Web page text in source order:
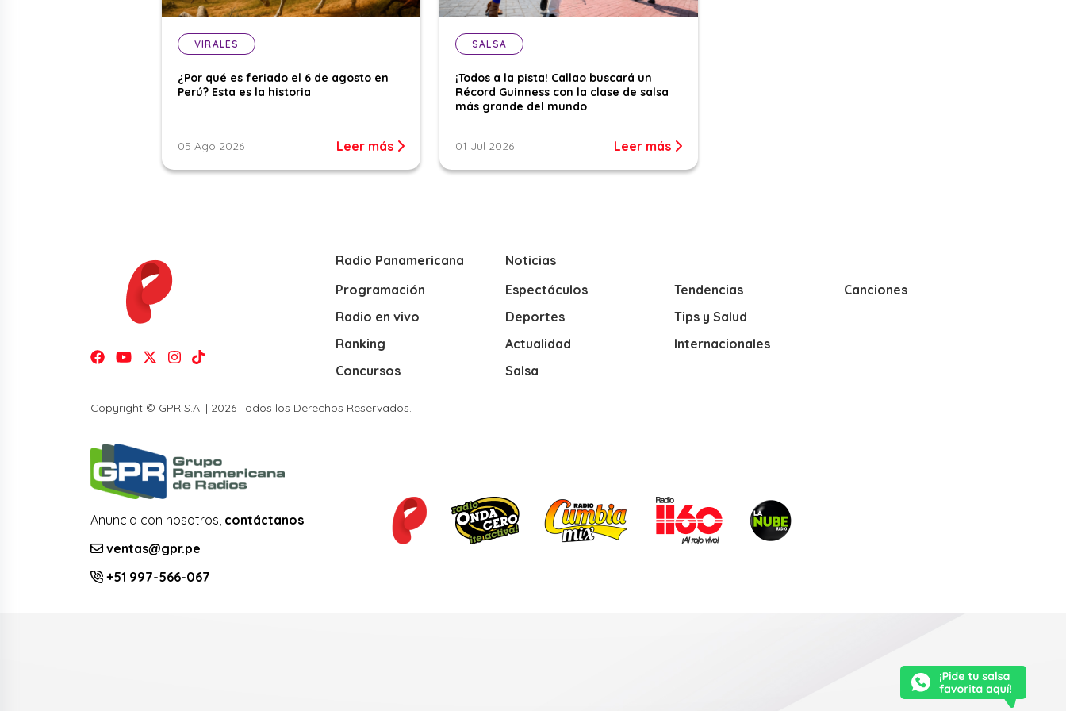
VIRALES
¿Por qué es feriado el 6 de agosto en
Perú? Esta es la historia
05 Ago 2026 Leer más
SALSA
¡Todos a la pista! Callao buscará un
Récord Guinness con la clase de salsa
más grande del mundo
01 Jul 2026 Leer más
Radio Panamericana
Programación
Radio en vivo
Ranking
Concursos
Noticias
Espectáculos
Deportes
Actualidad
Salsa
Tendencias
Tips y Salud
Internacionales
Canciones
Copyright © GPR S.A. | 2026 Todos los Derechos Reservados.
Anuncia con nosotros, contáctanos
ventas@gpr.pe
+51 997-566-067